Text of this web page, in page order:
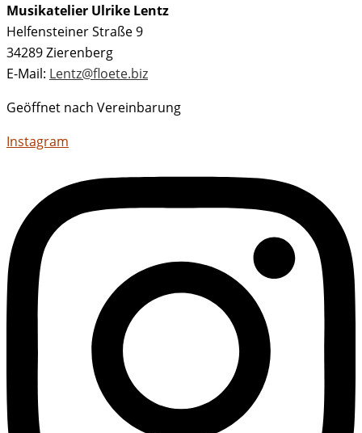
Musikatelier Ulrike Lentz
Helfensteiner Straße 9
34289 Zierenberg
E-Mail: Lentz@floete.biz
Geöffnet nach Vereinbarung
Instagram